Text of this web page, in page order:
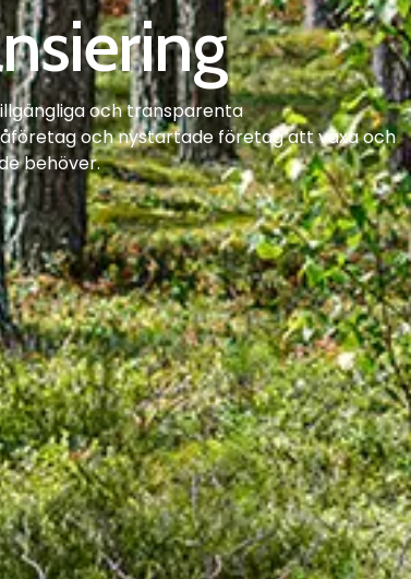
och transparenta
och nystartade företag att växa och
behöver.